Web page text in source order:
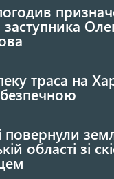
траса на
повернули
області зі